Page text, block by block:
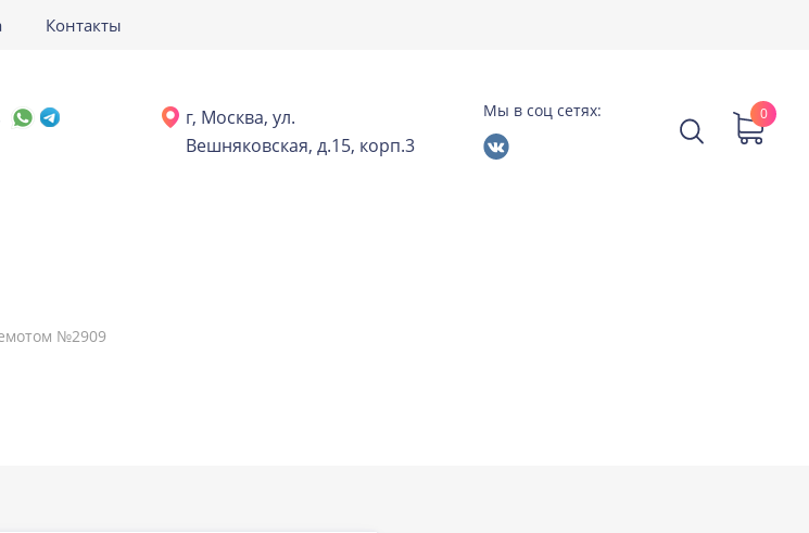
Контакты
г, Москва, ул.
Вешняковская, д.15, корп.3
Мы в соц сетях: 0
№2909